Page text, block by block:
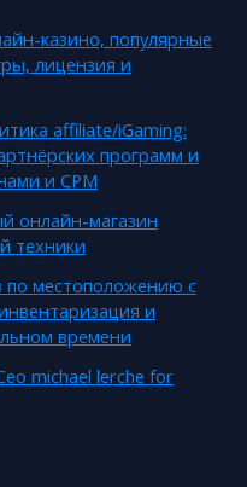
казино, популярные
лицензия и
affiliate/iGaming:
программ и
и CPM
онлайн-магазин
техники
по местоположению с
и
времени
michael lerche for